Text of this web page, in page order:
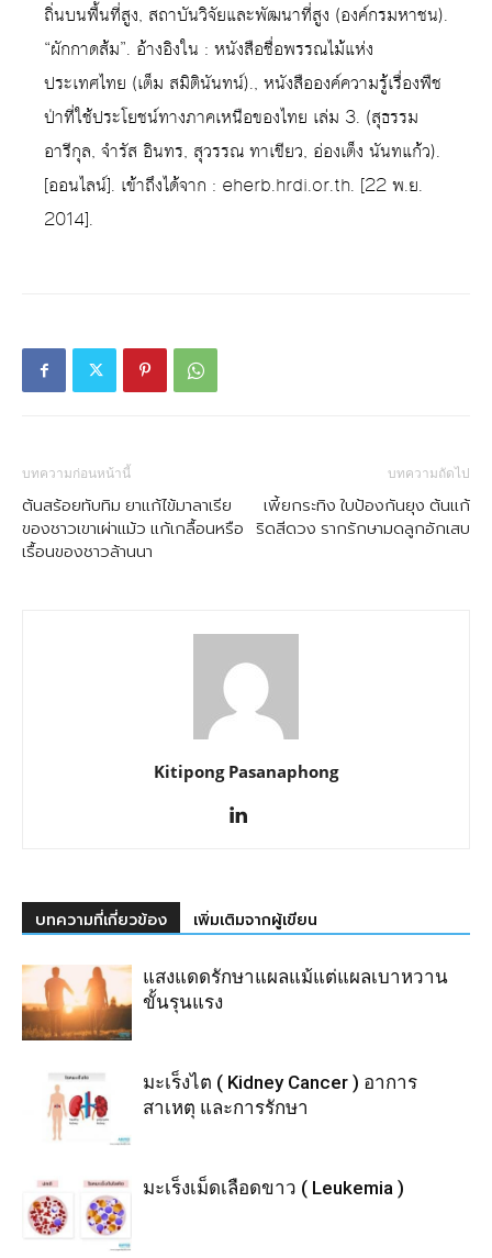
ถิ่นบนพื้นที่สูง, สถาบันวิจัยและพัฒนาที่สูง (องค์กรมหาชน).
“ผักกาดส้ม”. อ้างอิงใน : หนังสือชื่อพรรณไม้แห่ง
ประเทศไทย (เต็ม สมิตินันทน์)., หนังสือองค์ความรู้เรื่องพืช
ป่าที่ใช้ประโยชน์ทางภาคเหนือของไทย เล่ม 3. (สุธรรม
อารีกุล, จำรัส อินทร, สุวรรณ ทาเขียว, อ่องเต็ง นันทแก้ว).
[ออนไลน์]. เข้าถึงได้จาก : eherb.hrdi.or.th. [22 พ.ย.
2014].
บทความก่อนหน้านี้
ต้นสร้อยทับทิม ยาแก้ไข้มาลาเรีย
ของชาวเขาเผ่าแม้ว แก้เกลื้อนหรือ
เรื้อนของชาวล้านนา
บทความถัดไป
เพี้ยกระทิง ใบป้องกันยุง ต้นแก้
ริดสีดวง รากรักษามดลูกอักเสบ
Kitipong Pasanaphong
บทความที่เกี่ยวข้อง เพิ่มเติมจากผู้เขียน
แสงแดดรักษาแผลแม้แต่แผลเบาหวาน
ขั้นรุนแรง
มะเร็งไต ( Kidney Cancer ) อาการ
สาเหตุ และการรักษา
มะเร็งเม็ดเลือดขาว ( Leukemia )